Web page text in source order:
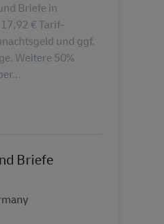
Briefe in
€ Tarif-
und ggf.
Weitere 50%
Briefe